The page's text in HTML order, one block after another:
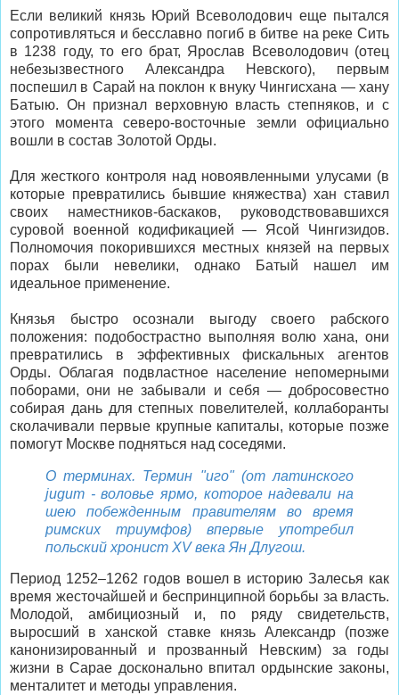
Если великий князь Юрий Всеволодович еще пытался
сопротивляться и бесславно погиб в битве на реке Сить
в 1238 году, то его брат, Ярослав Всеволодович (отец
небезызвестного Александра Невского), первым
поспешил в Сарай на поклон к внуку Чингисхана — хану
Батыю. Он признал верховную власть степняков, и с
этого момента северо-восточные земли официально
вошли в состав Золотой Орды.
Для жесткого контроля над новоявленными улусами (в
которые превратились бывшие княжества) хан ставил
своих наместников-баскаков, руководствовавшихся
суровой военной кодификацией — Ясой Чингизидов.
Полномочия покорившихся местных князей на первых
порах были невелики, однако Батый нашел им
идеальное применение.
Князья быстро осознали выгоду своего рабского
положения: подобострастно выполняя волю хана, они
превратились в эффективных фискальных агентов
Орды. Облагая подвластное население непомерными
поборами, они не забывали и себя — добросовестно
собирая дань для степных повелителей, коллаборанты
сколачивали первые крупные капиталы, которые позже
помогут Москве подняться над соседями.
О терминах. Термин "иго" (от латинского
jugum - воловье ярмо, которое надевали на
шею побежденным правителям во время
римских триумфов) впервые употребил
польский хронист XV века Ян Длугош.
Период 1252–1262 годов вошел в историю Залесья как
время жесточайшей и беспринципной борьбы за власть.
Молодой, амбициозный и, по ряду свидетельств,
выросший в ханской ставке князь Александр (позже
канонизированный и прозванный Невским) за годы
жизни в Сарае досконально впитал ордынские законы,
менталитет и методы управления.